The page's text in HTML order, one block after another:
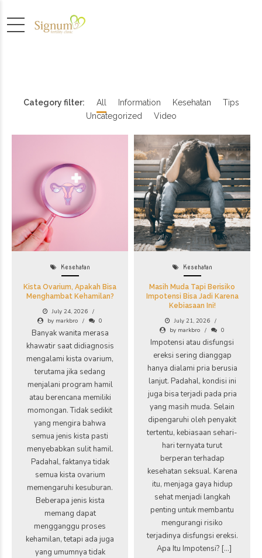
Category filter: All Information Kesehatan
Tips
Uncategorized
Video
Kesehatan
Kista Ovarium, Apakah Bisa
Menghambat Kehamilan?
July 24, 2026
by markbro
0
Banyak wanita merasa
khawatir saat didiagnosis
mengalami kista ovarium,
terutama jika sedang
menjalani program hamil
atau berencana memiliki
momongan. Tidak sedikit
yang mengira bahwa
semua jenis kista pasti
menyebabkan sulit hamil.
Padahal, faktanya tidak
semua kista ovarium
memengaruhi kesuburan.
Beberapa jenis kista
memang dapat
mengganggu proses
kehamilan, tetapi ada juga
yang umumnya tidak
Kesehatan
Masih Muda Tapi Berisiko
Impotensi Bisa Jadi Karena
Kebiasaan Ini!
July 21, 2026
by markbro
0
Impotensi atau disfungsi
ereksi sering dianggap
hanya dialami pria berusia
lanjut. Padahal, kondisi ini
juga bisa terjadi pada pria
yang masih muda. Selain
dipengaruhi oleh penyakit
tertentu, kebiasaan sehari-
hari ternyata turut
berperan terhadap
kesehatan seksual. Karena
itu, menjaga gaya hidup
sehat menjadi langkah
penting untuk membantu
mengurangi risiko
terjadinya disfungsi ereksi.
Apa Itu Impotensi? […]